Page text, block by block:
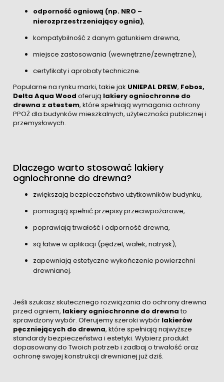
odporność ogniową (np. NRO –
nierozprzestrzeniający ognia),
kompatybilność z danym gatunkiem drewna,
miejsce zastosowania (wewnętrzne/zewnętrzne),
certyfikaty i aprobaty techniczne.
Popularne na rynku marki, takie jak UNIEPAL DREW, Fobos,
Delta Aqua Wood oferują lakiery ogniochronne do
drewna z atestem, które spełniają wymagania ochrony
PPOŻ dla budynków mieszkalnych, użyteczności publicznej i
przemysłowych.
Dlaczego warto stosować lakiery
ogniochronne do drewna?
zwiększają bezpieczeństwo użytkowników budynku,
pomagają spełnić przepisy przeciwpożarowe,
poprawiają trwałość i odporność drewna,
są łatwe w aplikacji (pędzel, wałek, natrysk),
zapewniają estetyczne wykończenie powierzchni
drewnianej.
Jeśli szukasz skutecznego rozwiązania do ochrony drewna
przed ogniem, lakiery ogniochronne do drewnato
sprawdzony wybór. Oferujemy szeroki wybór lakierów
pęczniejących do drewna, które spełniają najwyższe
standardy bezpieczeństwa i estetyki. Wybierz produkt
dopasowany do Twoich potrzeb i zadbaj o trwałość oraz
ochronę swojej konstrukcji drewnianej już dziś.